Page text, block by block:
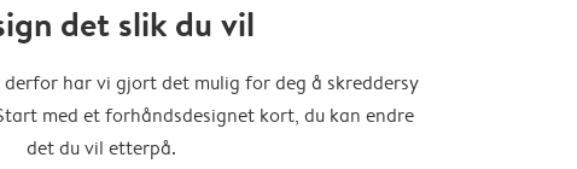
det slik du vil
har vi gjort det mulig for deg å skreddersy
med et forhåndsdesignet kort, du kan endre
det du vil etterpå.